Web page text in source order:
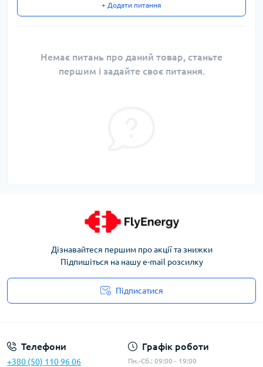
+ Додати питання
Немає питань про даний товар, станьте
першим і задайте своє питання.
Дізнавайтеся першим про акції та знижки
Підпишіться на нашу e-mail розсилку
Підписатися
Телефони
+380 (50) 110 96 06
Графік роботи
Пн.-Сб.: 09:00 - 19:00